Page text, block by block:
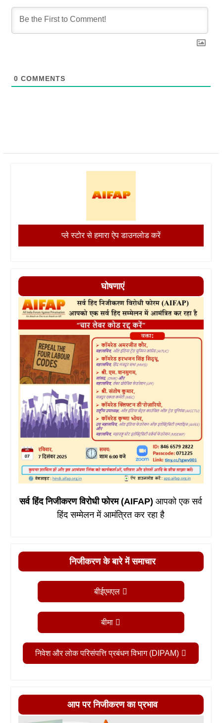
0 COMMENTS
प्ले स्टोर से हमारा ऐप डाउनलोड करें
घोषणाएं
सर्व हिंद निजीकरण विरोधी फोरम (AIFAP)आपको एक सर्व
हिंद सम्मेलन में आमंत्रित कर रहा है
निजीकरण के बारे में समाचार
बीईएमएल
बीमा
निवेश और लोक परिसंपत्ति प्रबंधन विभाग (DIPAM)
आप पर निजीकरण का प्रभाव